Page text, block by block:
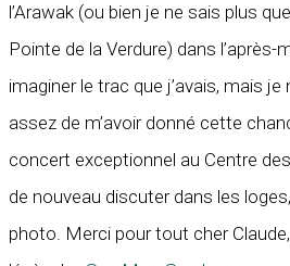
l’Arawak (ou bien je ne sais plus
Pointe de la Verdure) dans l’après-
imaginer le trac que j’avais, mais
assez de m’avoir donné cette
concert exceptionnel au Centre
de nouveau discuter dans les
photo. Merci pour tout cher